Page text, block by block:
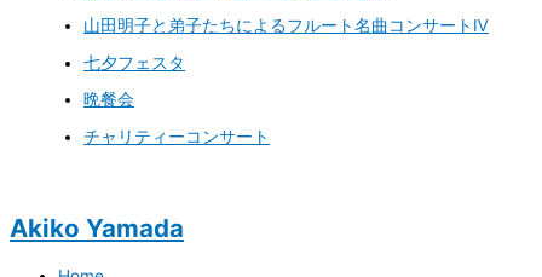
山田明子と弟子たちによるフルート名曲コンサートⅣ
七夕フェスタ
晩餐会
チャリティーコンサート
Akiko Yamada